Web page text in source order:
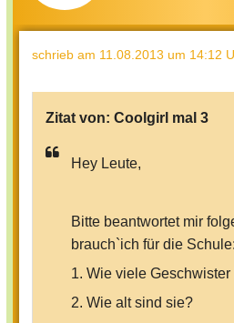
schrieb am 11.08.2013 um 14:12
Zitat von: Coolgirl mal 3
Hey Leute,
Bitte beantwortet mir
brauch`ich für die Schule:
1. Wie viele Geschwister
2. Wie alt sind sie?